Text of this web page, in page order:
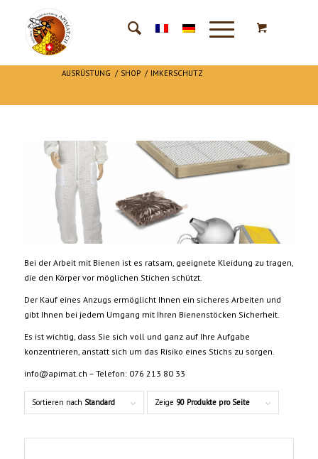
AUSRÜSTUNG / SHOP / IMKERSCHUTZ
Bei der Arbeit mit Bienen ist es ratsam, geeignete Kleidung zu tragen,
die den Körper vor möglichen Stichen schützt.
Der Kauf eines Anzugs ermöglicht Ihnen ein sicheres Arbeiten und
gibt Ihnen bei jedem Umgang mit Ihren Bienenstöcken Sicherheit.
Es ist wichtig, dass Sie sich voll und ganz auf Ihre Aufgabe
konzentrieren, anstatt sich um das Risiko eines Stichs zu sorgen.
info@apimat.ch – Telefon: 076 213 80 33
Sortieren nach Standard Zeige 90 Produkte pro Seite